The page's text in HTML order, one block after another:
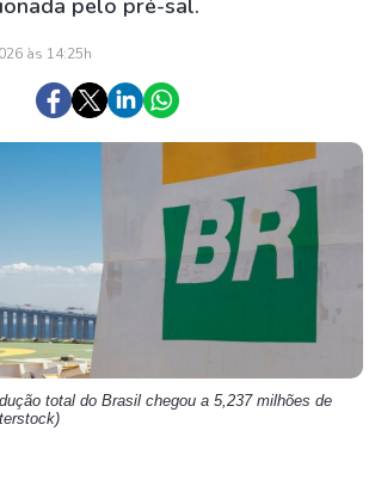
pelo pré-sal.
às 14:25h
total do Brasil chegou a 5,237 milhões de